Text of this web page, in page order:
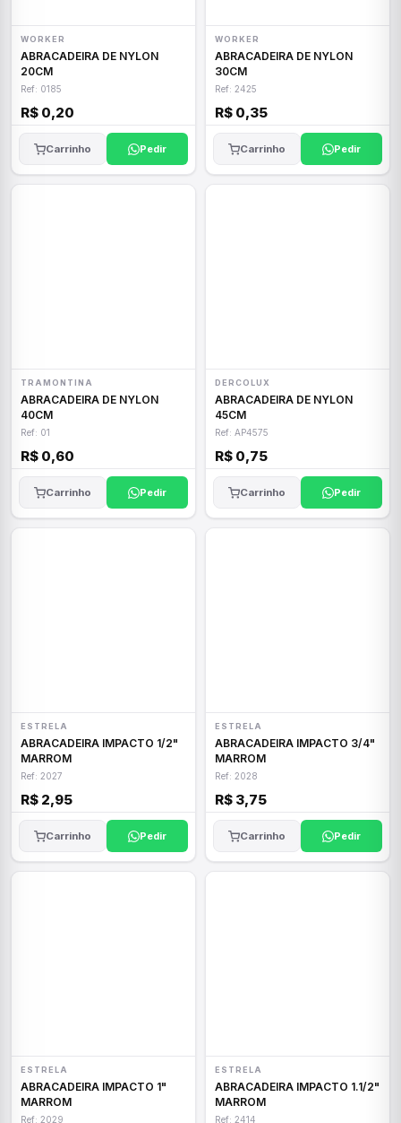
WORKER
ABRACADEIRA DE NYLON
20CM
Ref: 0185
R$ 0,20
Carrinho Pedir
WORKER
ABRACADEIRA DE NYLON
30CM
Ref: 2425
R$ 0,35
Carrinho Pedir
TRAMONTINA
ABRACADEIRA DE NYLON
40CM
Ref: 01
R$ 0,60
Carrinho Pedir
DERCOLUX
ABRACADEIRA DE NYLON
45CM
Ref: AP4575
R$ 0,75
Carrinho Pedir
ESTRELA
ABRACADEIRA IMPACTO 1/2"
MARROM
Ref: 2027
R$ 2,95
Carrinho Pedir
ESTRELA
ABRACADEIRA IMPACTO 3/4"
MARROM
Ref: 2028
R$ 3,75
Carrinho Pedir
ESTRELA
ABRACADEIRA IMPACTO 1"
MARROM
Ref: 2029
ESTRELA
ABRACADEIRA IMPACTO 1.1/2"
MARROM
Ref: 2414